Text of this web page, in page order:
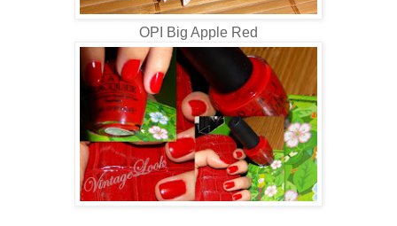
OPI Big Apple Red